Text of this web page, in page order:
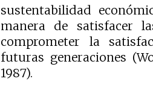
sustentabilidad
manera de satisfacer
comprometer la
futuras generaciones
1987).